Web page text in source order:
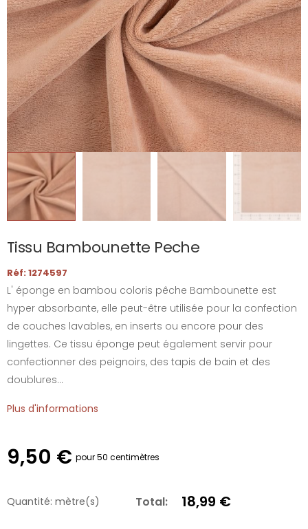
Tissu Bambounette Peche
Réf: 1274597
L' éponge en bambou coloris pêche Bambounette est
hyper absorbante, elle peut-être utilisée pour la confection
de couches lavables, en inserts ou encore pour des
lingettes. Ce tissu éponge peut également servir pour
confectionner des peignoirs, des tapis de bain et des
doublures...
Plus d'informations
9,50 € pour 50 centimètres
Quantité: mètre(s) Total: 18,99 €